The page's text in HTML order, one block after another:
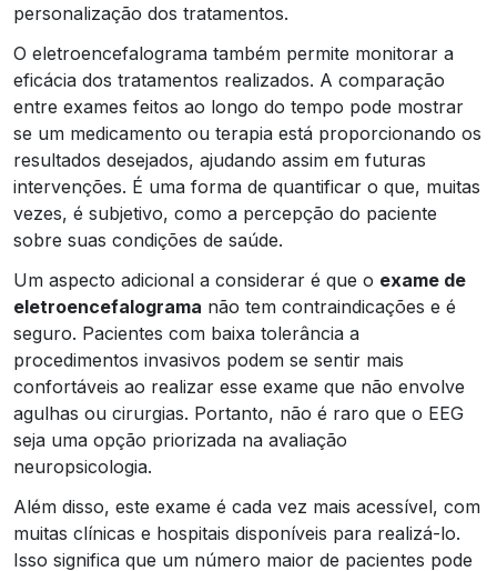
personalização dos tratamentos.
O eletroencefalograma também permite monitorar a
eficácia dos tratamentos realizados. A comparação
entre exames feitos ao longo do tempo pode mostrar
se um medicamento ou terapia está proporcionando os
resultados desejados, ajudando assim em futuras
intervenções. É uma forma de quantificar o que, muitas
vezes, é subjetivo, como a percepção do paciente
sobre suas condições de saúde.
Um aspecto adicional a considerar é que o exame de
eletroencefalograma não tem contraindicações e é
seguro. Pacientes com baixa tolerância a
procedimentos invasivos podem se sentir mais
confortáveis ao realizar esse exame que não envolve
agulhas ou cirurgias. Portanto, não é raro que o EEG
seja uma opção priorizada na avaliação
neuropsicologia.
Além disso, este exame é cada vez mais acessível, com
muitas clínicas e hospitais disponíveis para realizá-lo.
Isso significa que um número maior de pacientes pode